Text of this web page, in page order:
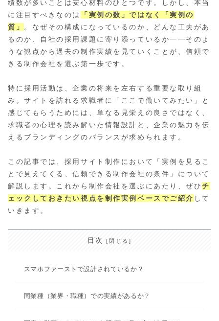
績数が多いことは安心材料のひとつです。しかし、本当
に注目すべきなのは
「実例の数」ではなく「実例の
質」
。なぜその構成になっているのか、どんな工夫があ
るのか、自社の採用課題に寄り添っているか――そのよ
うな観点から過去の制作実績を見ていくことが、信頼で
きる制作会社を選ぶ第一歩です。
特に採用活動は、企業の将来を左右する重要な取り組
み。サイトを訪れる求職者に「ここで働いてみたい」と
感じてもらうためには、単なる見栄えの良さではなく、
求職者の心理を読み解いた情報設計と、企業の魅力を伝
えるブランディングのバランスが求められます。
この記事では、採用サイト制作において「実例を見るこ
とで見えてくる、信頼できる制作会社の条件」について
解説します。これから制作会社を選ぶにあたり、ぜひチ
ェックしておきたい視点を制作実例ベースでご紹介 して
いきます。
目次
スマホファーストで設計されているか？
同業種（業界・職種）での実績があるか？